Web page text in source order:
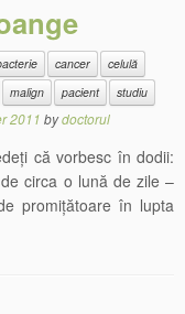
cancer
celulă
malign pacient
studiu
2011 bydoctorul
că vorbesc în dodii:
circa o lună de zile –
promițătoare în lupta